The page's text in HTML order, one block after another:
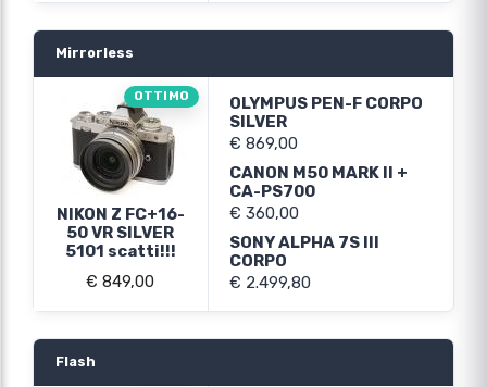
Mirrorless
OTTIMO
NIKON Z FC+16-
50 VR SILVER
5101 scatti!!!
€ 849,00
OLYMPUS PEN-F CORPO
SILVER
€ 869,00
CANON M50 MARK II +
CA-PS700
€ 360,00
SONY ALPHA 7S III
CORPO
€ 2.499,80
Flash